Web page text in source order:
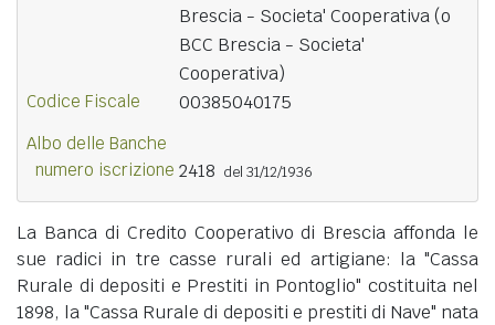
Brescia - Societa' Cooperativa (o
BCC Brescia - Societa'
Cooperativa)
Codice Fiscale 00385040175
Albo delle Banche
numero iscrizione 2418 del 31/12/1936
La Banca di Credito Cooperativo di Brescia affonda le
sue radici in tre casse rurali ed artigiane: la "Cassa
Rurale di depositi e Prestiti in Pontoglio" costituita nel
1898, la "Cassa Rurale di depositi e prestiti di Nave" nata